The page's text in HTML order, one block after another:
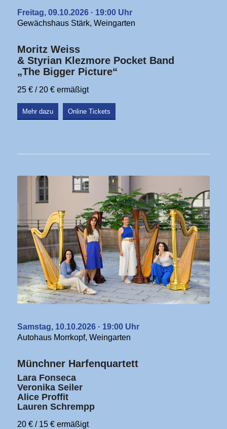
Freitag, 09.10.2026 · 19:00 Uhr
Gewächshaus Stärk, Weingarten
Moritz Weiss
& Styrian Klezmore Pocket Band
„The Bigger Picture“
25 € / 20 € ermäßigt
Mehr dazu Online Tickets
Samstag, 10.10.2026 · 19:00 Uhr
Autohaus Morrkopf, Weingarten
Münchner Harfenquartett
Lara Fonseca
Veronika Seiler
Alice Proffit
Lauren Schrempp
20 € / 15 € ermäßigt